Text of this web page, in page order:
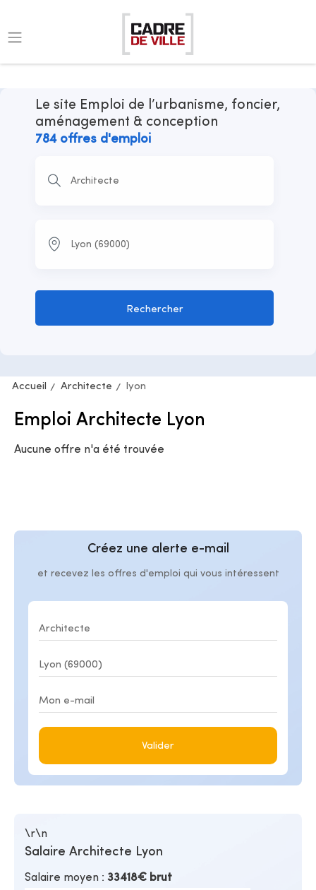
Le site Emploi de l’urbanisme, foncier,
aménagement & conception
784 offres d'emploi
Rechercher
Accueil Architecte lyon
Emploi Architecte Lyon
Aucune offre n'a été trouvée
Créez une alerte e-mail
et recevez les offres d'emploi qui vous intéressent
Valider
\r\n
Salaire Architecte Lyon
Salaire moyen : 33418€ brut